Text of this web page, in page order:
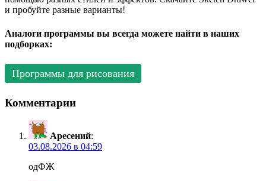
и пробуйте разные варианты!
Аналоги программы вы всегда можете найти в наших
подборках:
Программы для рисования
Комментарии
Аресений:
03.08.2026 в 04:59
одФЖ